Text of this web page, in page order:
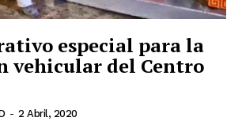
el Sol de Yucatán
especial para la
vehicular del Centro
- 2 Abril, 2020